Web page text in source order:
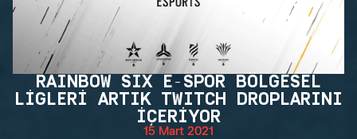
RAINBOW SIX E-SPOR BÖLGESEL
LİGLERİ ARTIK TWITCH DROPLARINI
İÇERİYOR
15 Mart 2021